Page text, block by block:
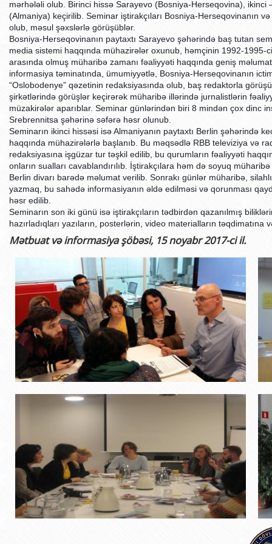
BDU-nun məzunları
Fəxri doktorlarımız
BDU-da təhsil
BDU-da tədris olunan ixtisaslar
Universitet tarixinin ən mühüm hadisələri
İnsan resursları və hüquq şöbəsi
Maliyyə və təminat Departamenti
Keyfiyyətin təminatı, monitorinq
Psixoloji Yardım Sektoru
Mədəniyyət-yaradıcılıq Mərkəzi
İdman-sağlamlıq Mərkəzi
BDU-nun Nəşr Evi
Geologiya fakültəsi
Tarix fakültəsi
Beynəlxalq
Hüquq fakültəsi
Jurnalistika fakültəsi
İnformasiya və
Şərqşünasliq
Sosial elmlər və
Şəxsi
Publik
mərhələli olub. Birinci hissə Sarayevo (Bosniya-Herseqovina), ikinci
(Almaniya) keçirilib. Seminar iştirakçıları Bosniya-Herseqovinanın
olub, məsul şəxslərlə görüşüblər.
Bosniya-Herseqovinanın paytaxtı Sarayevo şəhərində baş tutan
media sistemi haqqında mühazirələr oxunub, həmçinin 1992-1995-
arasında olmuş müharibə zamanı fəaliyyəti haqqında geniş
informasiya təminatında, ümumiyyətlə, Bosniya-Herseqovinanın
“Oslobodenye” qəzetinin redaksiyasında olub, baş redaktorla
şirkətlərində görüşlər keçirərək müharibə illərində jurnalistlərin
müzakirələr aparıblar. Seminar günlərindən biri 8 mindən çox dinc
Srebrennitsa şəhərinə səfərə həsr olunub.
Seminarın ikinci hissəsi isə Almaniyanın paytaxtı Berlin şəhərində
haqqında mühazirələrlə başlanıb. Bu məqsədlə RBB televiziya və
redaksiyasına işgüzar tur təşkil edilib, bu qurumların fəaliyyəti
onların sualları cavablandırılıb. İştirakçılara həm də soyuq
Berlin divarı barədə məlumat verilib. Sonrakı günlər müharibə,
yazmaq, bu sahədə informasiyanın əldə edilməsi və qorunması
həsr edilib.
Seminarın son iki günü isə iştirakçıların tədbirdən qazanılmış
hazırladıqları yazıların, posterlərin, video materialların təqdimatına
Mətbuat və informasiya şöbəsi, 15 noyabr 2017-ci il.